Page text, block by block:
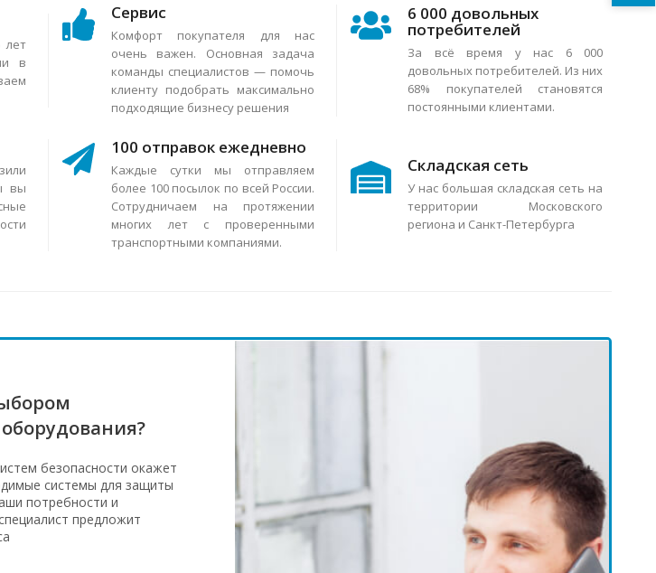
в
Сервис
Комфорт покупателя для нас
очень важен. Основная задача
команды специалистов — помочь
клиенту подобрать максимально
подходящие бизнесу решения
6 000 довольных
потребителей
За всё время у нас 6 000
довольных потребителей. Из них
68% покупателей становятся
постоянными клиентами.
вы
100 отправок ежедневно
Каждые сутки мы отправляем
более 100 посылок по всей России.
Сотрудничаем на протяжении
многих лет с проверенными
транспортными компаниями.
Складская сеть
У нас большая складская сеть на
территории Московского
региона и Санкт-Петербурга
безопасности окажет
системы для защиты
потребности и
предложит